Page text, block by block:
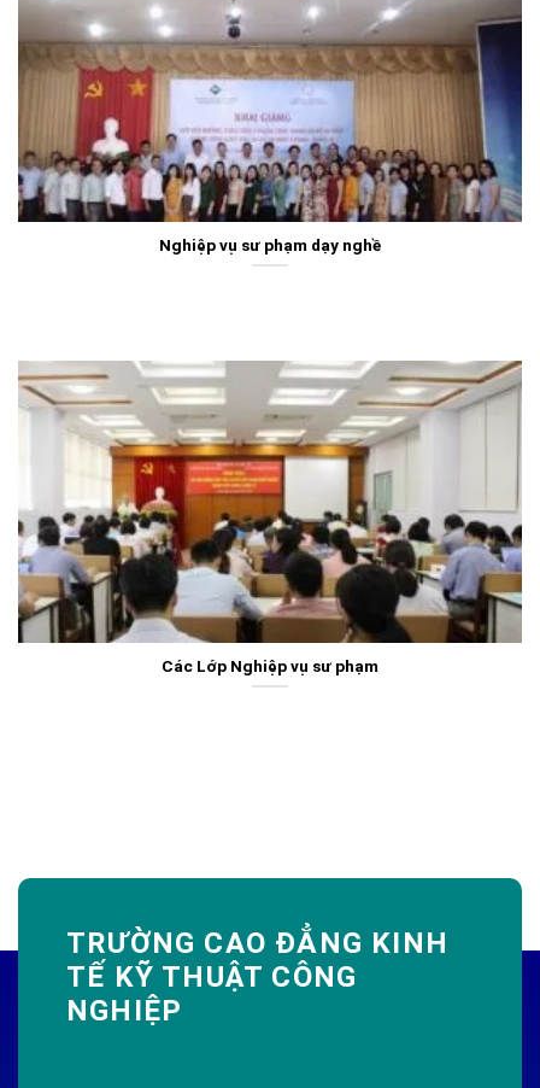
Nghiệp vụ sư phạm dạy nghề
Các Lớp Nghiệp vụ sư phạm
TRƯỜNG CAO ĐẲNG KINH
TẾ KỸ THUẬT CÔNG
NGHIỆP